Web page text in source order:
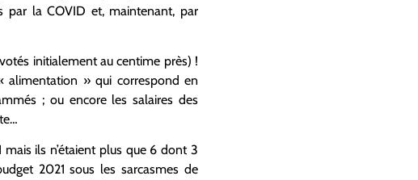
par la COVID et, maintenant, par
initialement au centime près) !
alimentation » qui correspond en
; ou encore les salaires des
ils n’étaient plus que 6 dont 3
2021 sous les sarcasmes de